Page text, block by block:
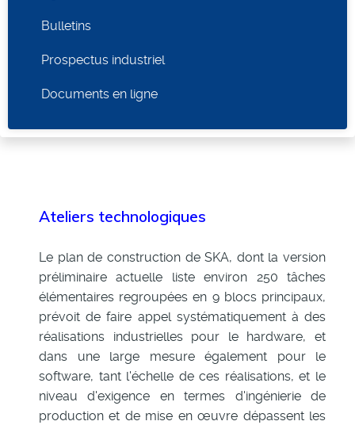
Bulletins
Prospectus industriel
Documents en ligne
Ateliers technologiques
Le plan de construction de SKA, dont la version
préliminaire actuelle liste environ 250 tâches
élémentaires regroupées en 9 blocs principaux,
prévoit de faire appel systématiquement à des
réalisations industrielles pour le hardware, et
dans une large mesure également pour le
software, tant l'échelle de ces réalisations, et le
niveau d'exigence en termes d'ingénierie de
production et de mise en œuvre dépassent les